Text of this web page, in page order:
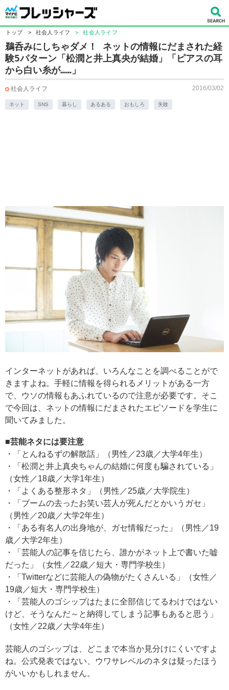
トップ > 社会人ライフ > 社会人ライフ
鵜呑みにしちゃダメ！ ネットの情報にだまされた経
験5パターン「松潤と井上真央が結婚」「ピアスの耳
から白い糸が……」
社会人ライフ 2016/03/02
ネット SNS 暮らし あるある おもしろ 失敗
インターネットがあれば、いろんなことを調べることがで
きますよね。手軽に情報を得られるメリットがある一方
で、ウソの情報もあふれているので注意が必要です。そこ
で今回は、ネットの情報にだまされたエピソードを学生に
聞いてみました。
■芸能ネタには要注意
・「とんねるずの解散話」（男性／23歳／大学4年生）
・「松潤と井上真央ちゃんの結婚に何度も騙されている」
（女性／18歳／大学1年生）
・「よくある整形ネタ」（男性／25歳／大学院生）
・「ブームの去ったお笑い芸人が死んだとかいうガセ」
（男性／20歳／大学2年生）
・「ある有名人の出身地が、ガセ情報だった」（男性／19
歳／大学2年生）
・「芸能人の記事を信じたら、誰かがネット上で書いた嘘
だった」（女性／22歳／短大・専門学校生）
・「Twitterなどに芸能人の偽物がたくさんいる」（女性／
19歳／短大・専門学校生）
・「芸能人のゴシップはたまに全部信じてるわけではない
けど、そうなんだ～と納得してしまう記事もあると思う」
（女性／22歳／大学4年生）
芸能人のゴシップは、どこまで本当か見分けにくいですよ
ね。公式発表ではない、ウワサレベルのネタは疑ったほう
がいいかもしれません。